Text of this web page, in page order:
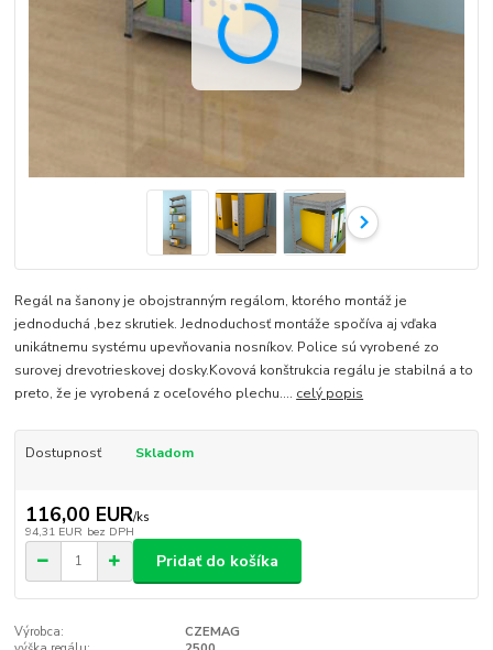
Regál na šanony je obojstranným regálom, ktorého montáž je
jednoduchá ,bez skrutiek. Jednoduchosť montáže spočíva aj vďaka
unikátnemu systému upevňovania nosníkov. Police sú vyrobené zo
surovej drevotrieskovej dosky.Kovová konštrukcia regálu je stabilná a to
preto, že je vyrobená z oceľového plechu.... celý popis
Dostupnosť Skladom
116,00 EUR/ks
94,31 EUR bez DPH
Pridať do košíka
Výrobca:
CZEMAG